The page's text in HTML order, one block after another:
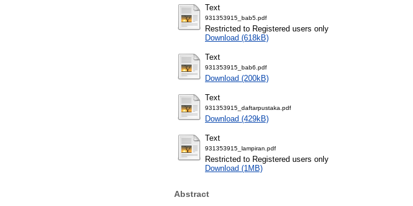
Text
931353915_bab5.pdf
Restricted to Registered users only
Download (618kB)
Text
931353915_bab6.pdf
Download (200kB)
Text
931353915_daftarpustaka.pdf
Download (429kB)
Text
931353915_lampiran.pdf
Restricted to Registered users only
Download (1MB)
Abstract